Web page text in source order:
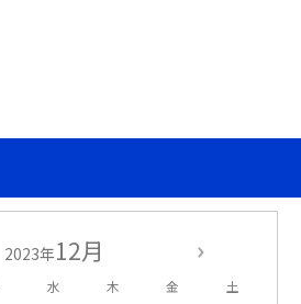
2023年12月
水 木 金 土